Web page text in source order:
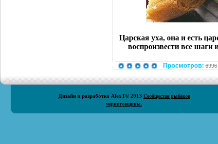
Царская уха, она и есть
воспроизвести все шаги
Просмотров:
Дизайн и разработка AlexT© 2013 Сообщество рыбаков
черниговщины.